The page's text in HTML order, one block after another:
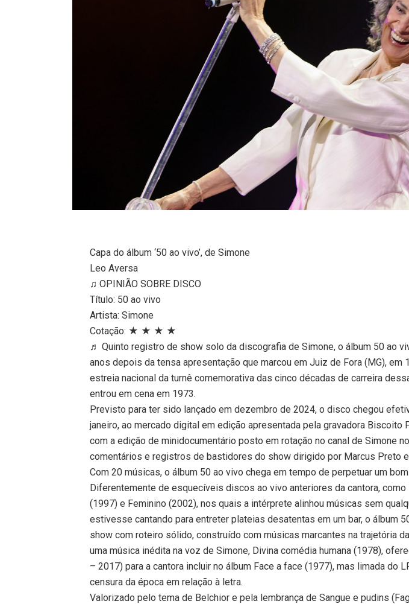
Capa do álbum ‘50 ao vivo’, de Simone
Leo Aversa
♫ OPINIÃO SOBRE DISCO
Título: 50 ao vivo
Artista: Simone
Cotação: ★ ★ ★ ★
♬ Quinto registro de show solo da discografia de Simone, o álbum 50 ao
anos depois da tensa apresentação que marcou em Juiz de Fora (MG), em
estreia nacional da turnê comemorativa das cinco décadas de carreira
entrou em cena em 1973.
Previsto para ter sido lançado em dezembro de 2024, o disco chegou
janeiro, ao mercado digital em edição apresentada pela gravadora Biscoito
com a edição de minidocumentário posto em rotação no canal de Simone
comentários e registros de bastidores do show dirigido por Marcus Preto
Com 20 músicas, o álbum 50 ao vivo chega em tempo de perpetuar um
Diferentemente de esquecíveis discos ao vivo anteriores da cantora,
(1997) e Feminino (2002), nos quais a intérprete alinhou músicas sem
estivesse cantando para entreter plateias desatentas em um bar, o álbum
show com roteiro sólido, construído com músicas marcantes na trajetória
uma música inédita na voz de Simone, Divina comédia humana (1978),
– 2017) para a cantora incluir no álbum Face a face (1977), mas limada do
censura da época em relação à letra.
Valorizado pelo tema de Belchior e pela lembrança de Sangue e pudins